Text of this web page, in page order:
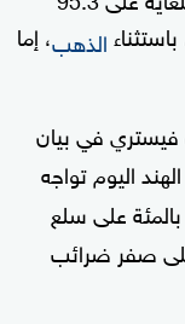
الذهب، إما
فيستري في بيان
اليوم تواجه
الآن ضرائب استيراد مرتفعة تصل إلى 40 بالمئة على سلع
صفر ضرائب